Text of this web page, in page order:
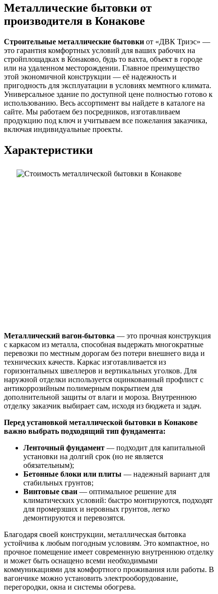
Металлические бытовки от
производителя в Конакове
Строительные металлические бытовки от «ДВК Триэс» —
это гарантия комфортных условий для ваших рабочих на
стройплощадках в Конаково, будь то вахта, объект в городе
или на удаленном месторождении. Главное преимущество
этой экономичной конструкции — её надежность и
пригодность для эксплуатации в условиях мемтного климата.
Универсальное здание по доступной цене полностью готово к
использованию. Весь ассортимент вы найдете в каталоге на
сайте. Мы работаем без посредников, изготавливаем
продукцию под ключ и учитываем все пожелания заказчика,
включая индивидуальные проекты.
Характеристики
Металлический вагон-бытовка — это прочная конструкция
с каркасом из металла, способная выдержать многократные
перевозки по местным дорогам без потери внешнего вида и
технических качеств. Каркас изготавливается из
горизонтальных швеллеров и вертикальных уголков. Для
наружной отделки используется оцинкованный профлист с
антикоррозийным полимерным покрытием для
дополнительной защиты от влаги и мороза. Внутреннюю
отделку заказчик выбирает сам, исходя из бюджета и задач.
Перед установкой металлической бытовки в Конакове
важно выбрать подходящий тип фундамента:
Ленточный фундамент — подходит для капитальной
установки на долгий срок (но не является
обязательным);
Бетонные блоки или плиты — надежный вариант для
стабильных грунтов;
Винтовые сваи — оптимальное решение для
климатических условий: быстро монтируются, подходят
для промерзших и неровных грунтов, легко
демонтируются и перевозятся.
Благодаря своей конструкции, металлическая бытовка
устойчива к любым погодным условиям. Это компактное, но
прочное помещение имеет современную внутреннюю отделку
и может быть оснащено всеми необходимыми
коммуникациями для комфортного проживания или работы. В
вагончике можно установить электрооборудование,
перегородки, окна и системы обогрева.